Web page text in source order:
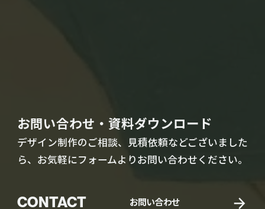
お問い合わせ・資料ダウンロード
デザイン制作のご相談、見積依頼などございました
ら、お気軽にフォームよりお問い合わせください。
CONTACT お問い合わせ